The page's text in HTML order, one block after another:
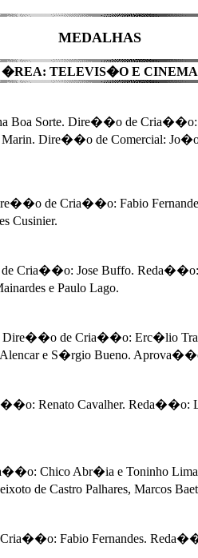
MEDALHAS
�REA: TELEVIS�O E CINEMA
Boa Sorte. Dire��o de
Dire��o de Comercial:
de Cria��o: Fabio
Cusinier.
Cria��o: Jose Buffo.
e Paulo Lago.
Dire��o de Cria��o: Erc�lio
e S�rgio Bueno.
Renato Cavalher. Reda��o:
Chico Abr�ia e Toninho
de Castro Palhares, Marcos
Fabio Fernandes.